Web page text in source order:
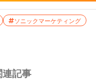
ソニックマーケティング
連記事